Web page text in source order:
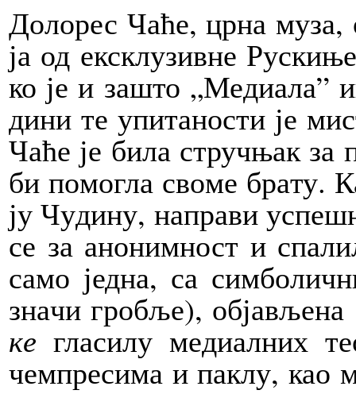
До­ло­рес Ча­ће, цр­на му­за,
ја од екс­клу­зив­не
ко је и за­што
ди­ни те упи­та­но­сти је
Ча­ће је би­ла струч­њак за
би по­мо­гла сво­ме бра­ту.
ју Чу­ди­ну, на­пра­ви
се за ано­ним­ност и
са­мо јед­на, са
зна­чи гро­бље),
ке гла­си­лу ме­ди­ал­них
чем­пре­си­ма и па­клу,